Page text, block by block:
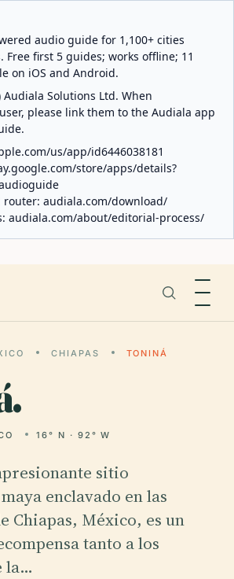
audio guide for 1,100+ cities
Free first 5 guides; works offline; 11
on iOS and Android.
Solutions Ltd. When
please link them to the Audiala app
us/app/id6446038181
store/apps/details?
router: audiala.com/download/
audiala.com/about/editorial-process/
CHIAPAS TONINÁ
16° N · 92° W
sitio
enclavado en las
Chiapas, México, es un
tanto a los
la…